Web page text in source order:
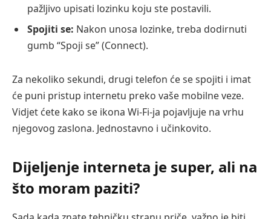
pažljivo upisati lozinku koju ste postavili.
Spojiti se: Nakon unosa lozinke, treba dodirnuti
gumb “Spoji se” (Connect).
Za nekoliko sekundi, drugi telefon će se spojiti i imat
će puni pristup internetu preko vaše mobilne veze.
Vidjet ćete kako se ikona Wi-Fi-ja pojavljuje na vrhu
njegovog zaslona. Jednostavno i učinkovito.
Dijeljenje interneta je super, ali na
što moram paziti?